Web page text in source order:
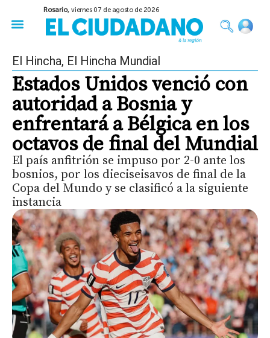
Rosario,viernes 07 de agosto de 2026
El Hincha, El Hincha Mundial
Estados Unidos venció con
autoridad a Bosnia y
enfrentará a Bélgica en los
octavos de final del Mundial
El país anfitrión se impuso por 2-0 ante los
bosnios, por los dieciseisavos de final de la
Copa del Mundo y se clasificó a la siguiente
instancia